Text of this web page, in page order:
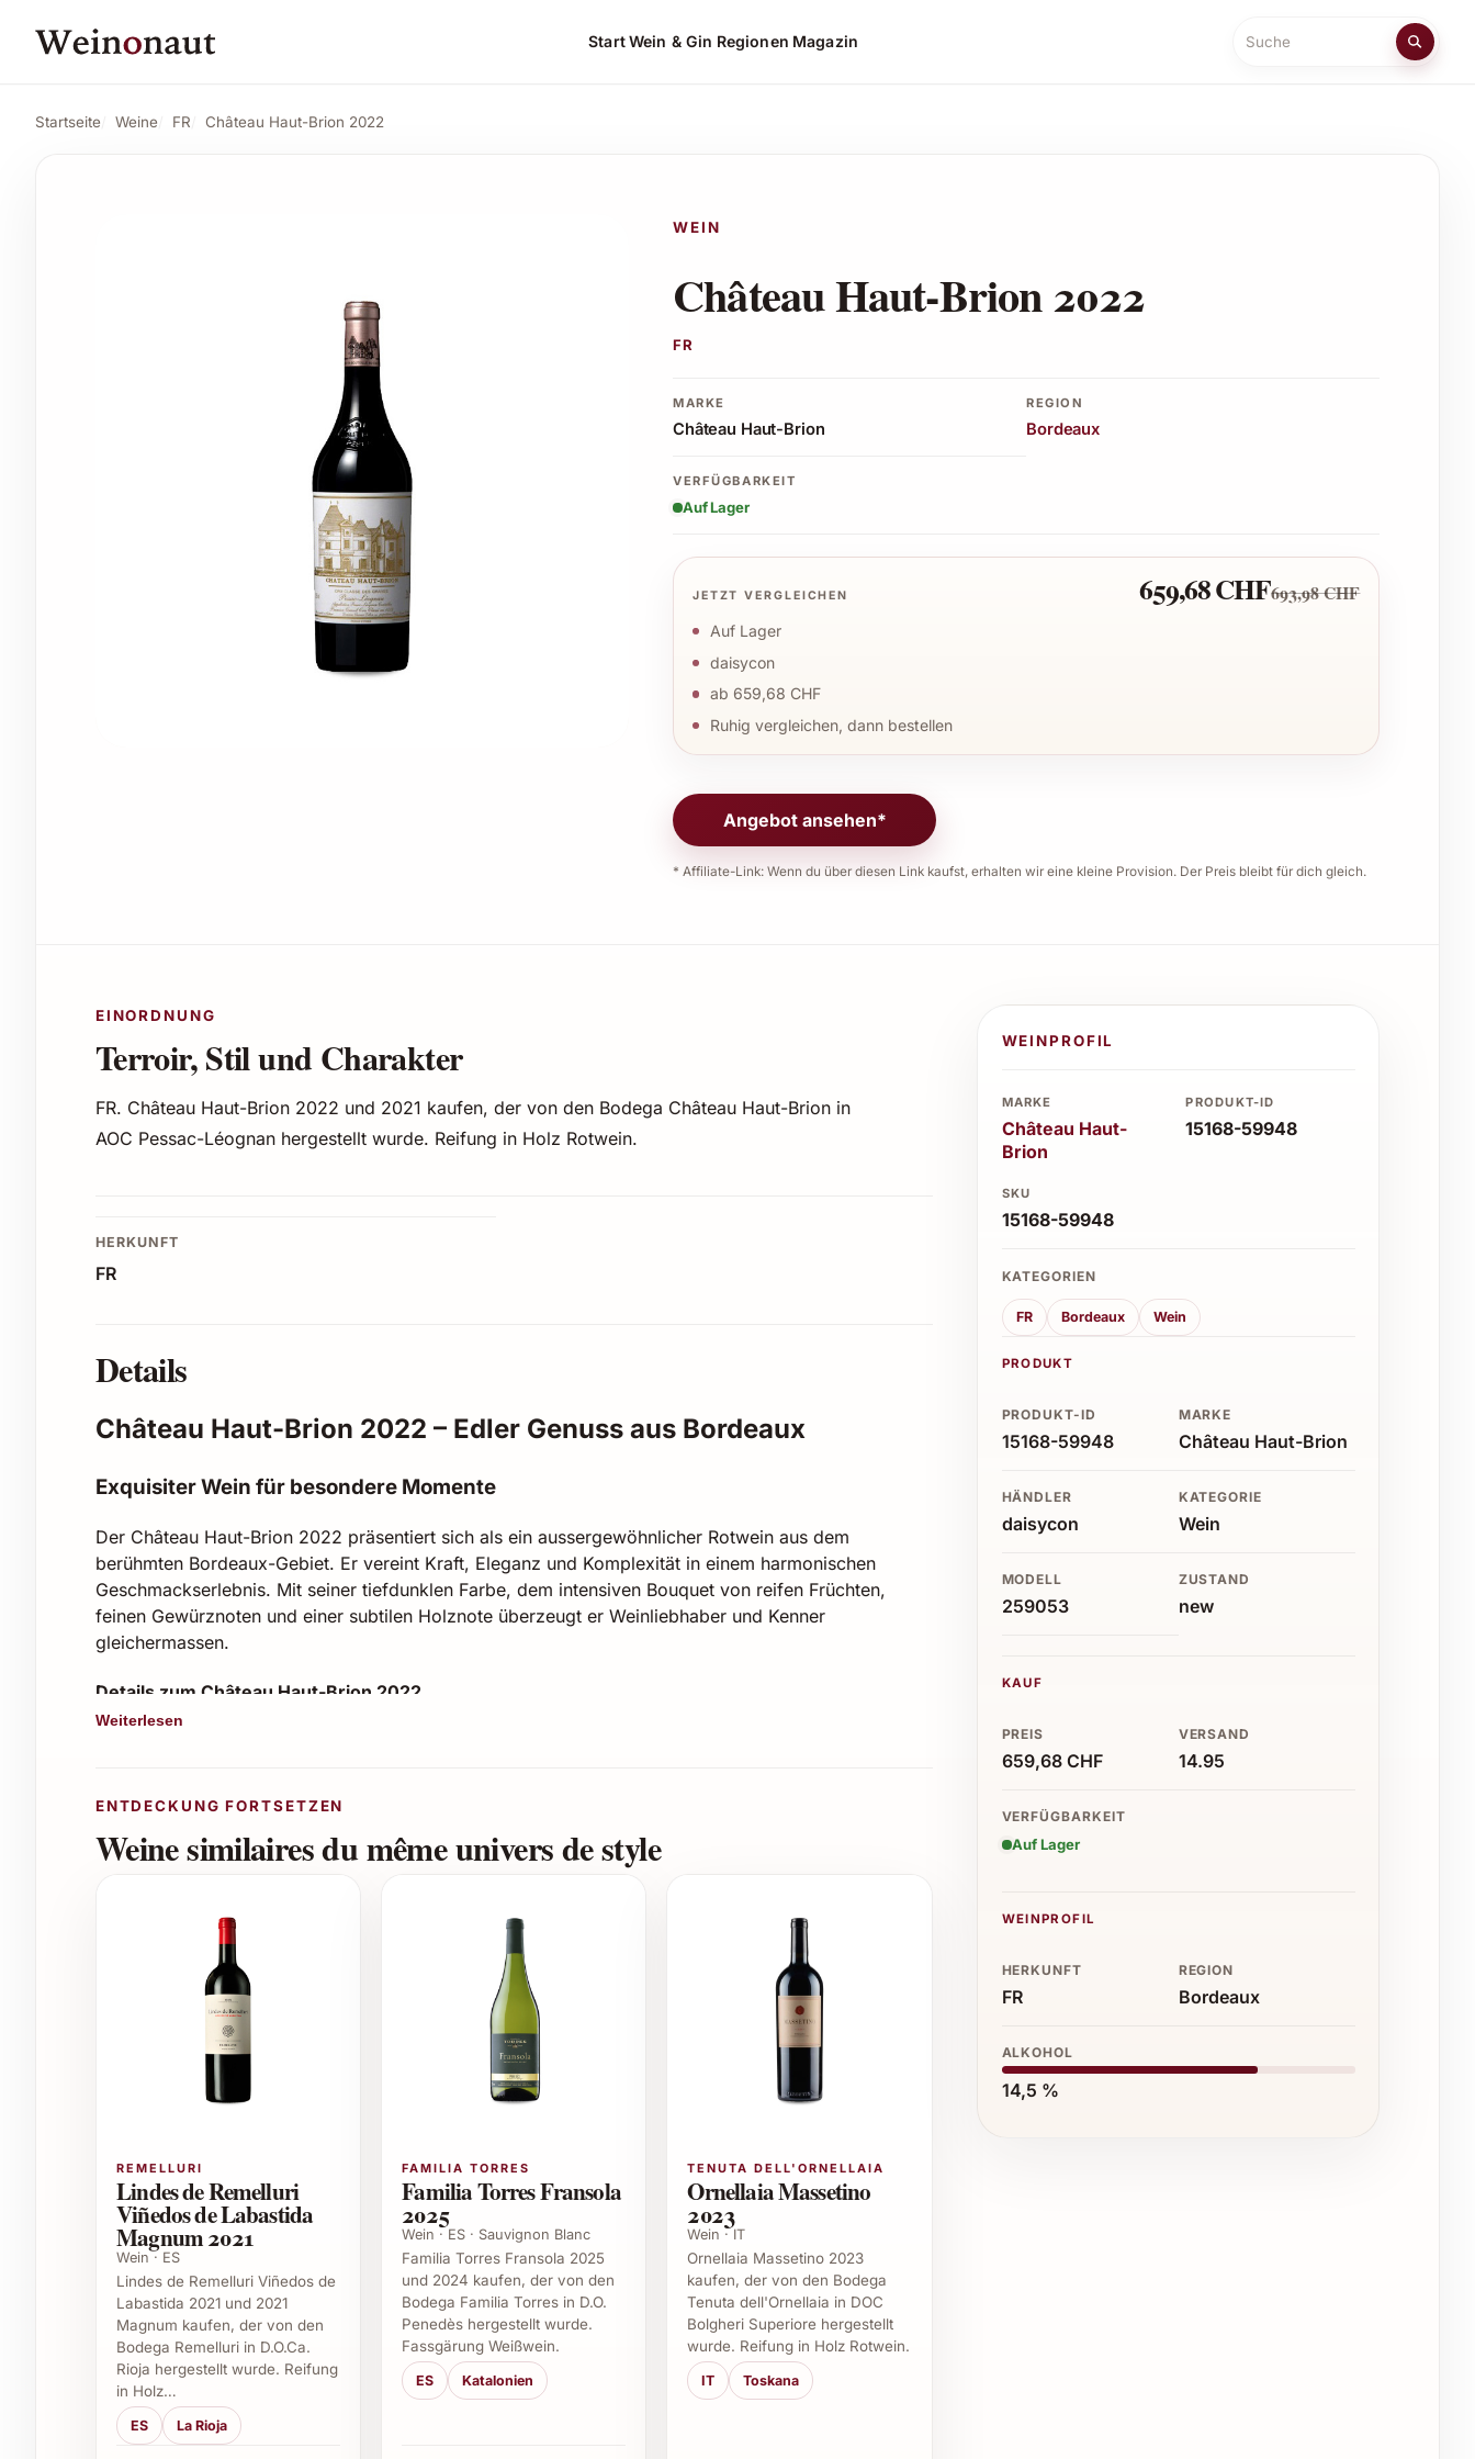
StartWein & Gin Regionen Magazin
Suche
Startseite Weine FR Château Haut-Brion 2022
WEIN
Château Haut-Brion 2022
FR
MARKE
Château Haut-Brion
REGION
Bordeaux
VERFÜGBARKEIT
Auf Lager
JETZT VERGLEICHEN 659,68 CHF693,98 CHF
Auf Lager
daisycon
ab 659,68 CHF
Ruhig vergleichen, dann bestellen
Angebot ansehen*
* Affiliate-Link: Wenn du über diesen Link kaufst, erhalten wir eine kleine Provision. Der Preis bleibt für dich gleich.
EINORDNUNG
Terroir, Stil und Charakter
FR. Château Haut-Brion 2022 und 2021 kaufen, der von den Bodega Château Haut-Brion in
AOC Pessac-Léognan hergestellt wurde. Reifung in Holz Rotwein.
HERKUNFT
FR
Details
Château Haut-Brion 2022 – Edler Genuss aus Bordeaux
Exquisiter Wein für besondere Momente
Der Château Haut-Brion 2022 präsentiert sich als ein aussergewöhnlicher Rotwein aus dem
berühmten Bordeaux-Gebiet. Er vereint Kraft, Eleganz und Komplexität in einem harmonischen
Geschmackserlebnis. Mit seiner tiefdunklen Farbe, dem intensiven Bouquet von reifen Früchten,
feinen Gewürznoten und einer subtilen Holznote überzeugt er Weinliebhaber und Kenner
gleichermassen.
Details zum Château Haut-Brion 2022
Geschmack: Komplex, vollmundig, mit eleganter Tanninstruktur
Ideal zum Sofortgenuss, aber auch für mehrere Jahrzehnte lagerfähig
Perfekte Anlässe für Château Haut-Brion 2022
Festliche Familienessen zu Weihnachten oder Ostern
Silvesterfeiern und besondere Jubiläen
Sommerliche Grill- und Gartenfeste
Exklusive Firmenevents oder geschäftliche Dinner
Geschenke für Weinliebhaber oder als edles Präsent zum Geburtstag
Restaurants und Gastronomiebetriebe mit gehobenem Anspruch
Temperatur: 16-18°C servieren für optimale Entfaltung des Aromas
Ideale Kombination mit gereiftem Käse, rotem Fleisch oder Wildgerichten
Vor dem Genuss empfiehlt sich eine Dekantierung von mindestens einer Stunde
Häufig gestellte Fragen zu Château Haut-Brion 2022
1. Was macht Château Haut-Brion 2022 besonders?
Dieser Jahrgang zeichnet sich durch seine aussergewöhnliche Balance zwischen Frucht und Struktur
aus. Dank sorgfältiger Handlese und perfekter Lagerung im Barrique entsteht ein vielschichtiger
Weiterlesen
ENTDECKUNG FORTSETZEN
Weine similaires du même univers de style
REMELLURI
Lindes de Remelluri
Viñedos de Labastida
Magnum 2021
Wein · ES
Lindes de Remelluri Viñedos de
Labastida 2021 und 2021
Magnum kaufen, der von den
Bodega Remelluri in D.O.Ca.
Rioja hergestellt wurde. Reifung
in Holz…
ES La Rioja
FAMILIA TORRES
Familia Torres Fransola
2025
Wein · ES · Sauvignon Blanc
Familia Torres Fransola 2025
und 2024 kaufen, der von den
Bodega Familia Torres in D.O.
Penedès hergestellt wurde.
Fassgärung Weißwein.
ES Katalonien
TENUTA DELL'ORNELLAIA
Ornellaia Massetino
2023
Wein · IT
Ornellaia Massetino 2023
kaufen, der von den Bodega
Tenuta dell'Ornellaia in DOC
Bolgheri Superiore hergestellt
wurde. Reifung in Holz Rotwein.
IT Toskana
WEINPROFIL
MARKE
Château Haut-
Brion
PRODUKT-ID
15168-59948
SKU
15168-59948
KATEGORIEN
FR Bordeaux Wein
PRODUKT
PRODUKT-ID
15168-59948
MARKE
Château Haut-Brion
HÄNDLER
daisycon
KATEGORIE
Wein
MODELL
259053
ZUSTAND
new
KAUF
PREIS
659,68 CHF
VERSAND
14.95
VERFÜGBARKEIT
Auf Lager
WEINPROFIL
HERKUNFT
FR
REGION
Bordeaux
ALKOHOL
14,5 %